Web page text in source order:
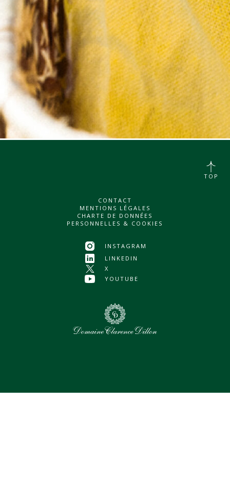
CONTACT
MENTIONS LÉGALES
CHARTE DE DONNÉES
PERSONNELLES & COOKIES
INSTAGRAM
LINKEDIN
X
YOUTUBE
TOP